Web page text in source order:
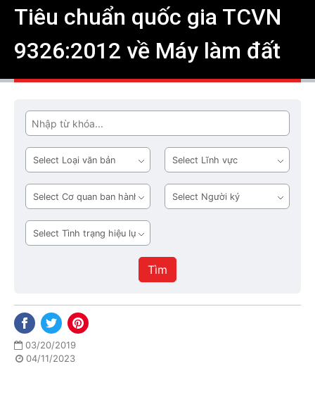
Tiêu chuẩn quốc gia TCVN
9326:2012 về Máy làm đất
Tìm
Loại
văn
bản
Lĩnh
vực
Cơ
quan
ban
hành
Người
ký
Tình
trạng
Tìm
03/20/2019
04/11/2023